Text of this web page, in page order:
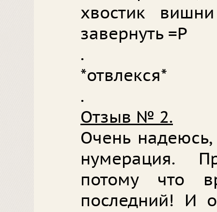
хвостик
завернуть =Р
.
*отвлекся*
.
Отзыв № 2.
Очень
нумерация.
потому что
последний! И